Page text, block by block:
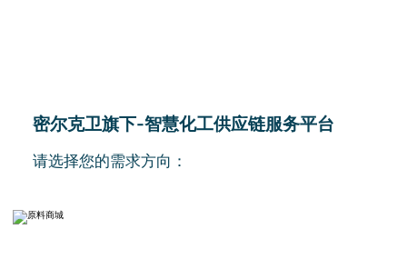
密尔克卫旗下-智慧化工供应链服务平台
请选择您的需求方向：